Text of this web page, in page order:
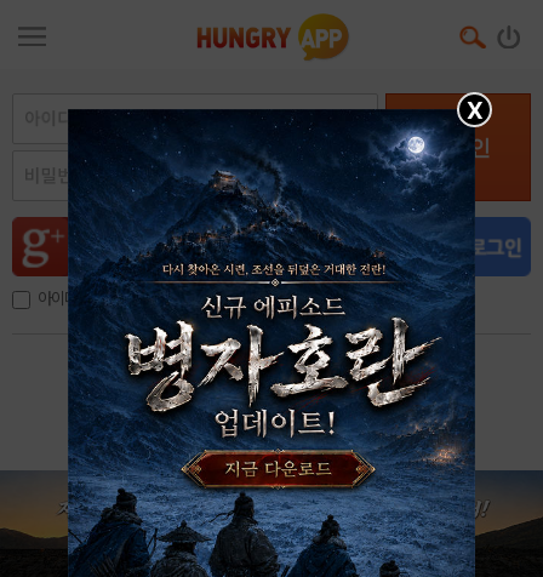
로그인
아이디, 이메일 저장
아이디 / 비밀번호 찾기 회원가입
X